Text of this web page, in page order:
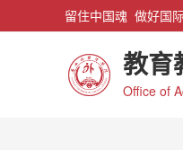
留住中国魂 做好国
教育
Office of